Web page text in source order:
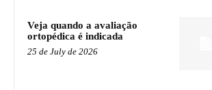
Veja quando a avaliação
ortopédica é indicada
25 de July de 2026